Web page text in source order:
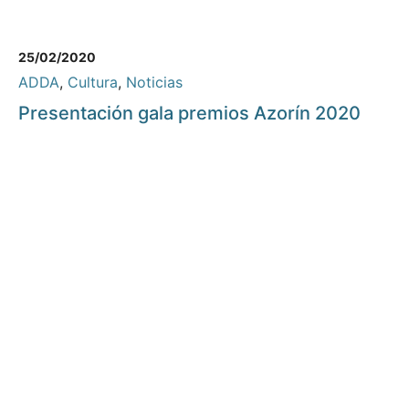
25/02/2020
ADDA, Cultura, Noticias
Presentación gala premios Azorín 2020